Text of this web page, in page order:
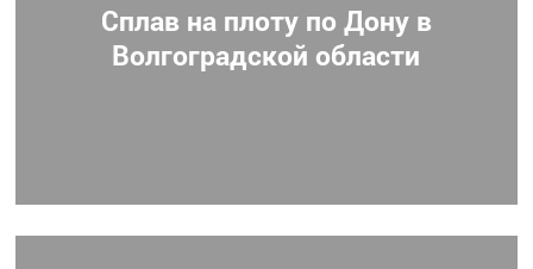
Сплав на плоту по Дону в
Волгоградской области